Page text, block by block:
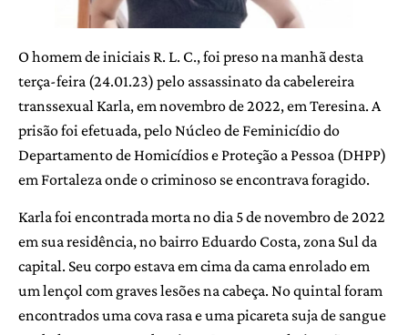
O homem de iniciais R. L. C., foi preso na manhã desta
terça-feira (24.01.23) pelo assassinato da cabelereira
transsexual Karla, em novembro de 2022, em Teresina. A
prisão foi efetuada, pelo Núcleo de Feminicídio do
Departamento de Homicídios e Proteção a Pessoa (DHPP)
em Fortaleza onde o criminoso se encontrava foragido.
Karla foi encontrada morta no dia 5 de novembro de 2022
em sua residência, no bairro Eduardo Costa, zona Sul da
capital. Seu corpo estava em cima da cama enrolado em
um lençol com graves lesões na cabeça. No quintal foram
encontrados uma cova rasa e uma picareta suja de sangue